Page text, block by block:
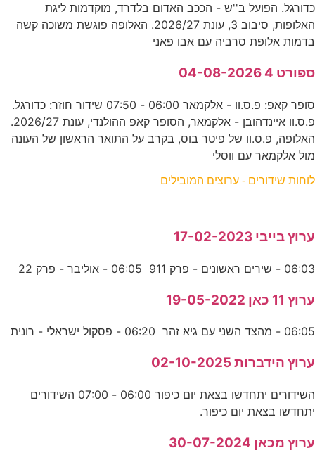
כדורגל. הפועל ב''ש - הככב האדום בלדרד, מוקדמות ליגת
האלופות, סיבוב 3, עונת 2026/27. האלופה פוגשת משוכה קשה
בדמות אלופת סרביה עם אבו פאני
ספורט 4 04-08-2026
סופר קאפ: פ.ס.וו - אלקמאר 06:00 - 07:50 שידור חוזר: כדורגל.
פ.ס.וו איינדהובן - אלקמאר, הסופר קאפ ההולנדי, עונת 2026/27.
האלופה, פ.ס.וו של פיטר בוס, בקרב על התואר הראשון של העונה
מול אלקמאר עם ווסלי
לוחות שידורים - ערוצים המובילים
ערוץ בייבי 17-02-2023
06:03 - שירים ראשונים - פרק 911 06:05 - אוליבר - פרק 22
ערוץ 11 כאן 19-05-2022
06:05 - מהצד השני עם גיא זהר 06:20 - פסקול ישראלי - רונית
ערוץ הידברות 02-10-2025
השידורים יתחדשו בצאת יום כיפור 06:00 - 07:00 השידורים
יתחדשו בצאת יום כיפור.
ערוץ מכאן 30-07-2024